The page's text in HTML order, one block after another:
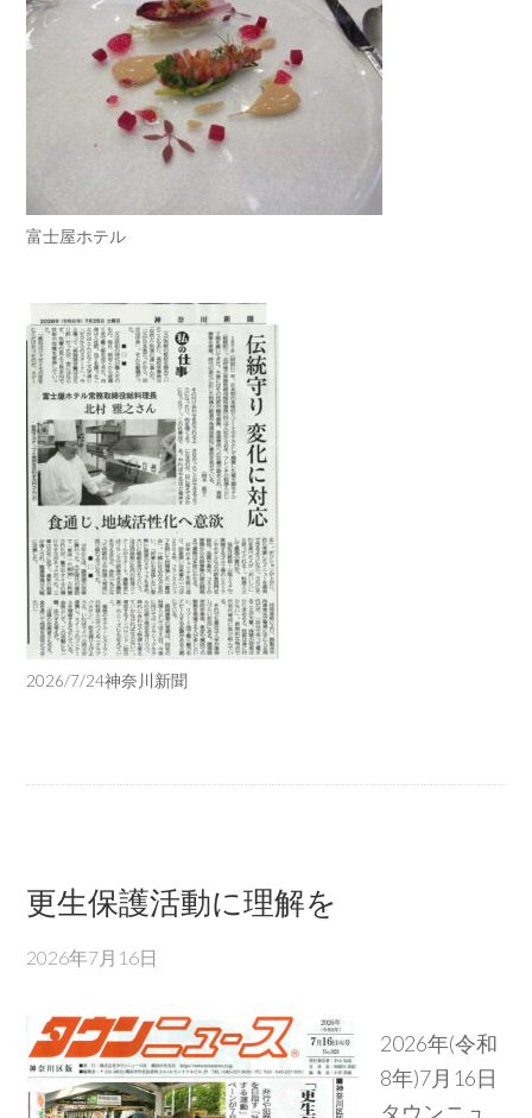
富士屋ホテル
2026/7/24神奈川新聞
更生保護活動に理解を
2026年7月16日
2026年(令和
8年)7月16日
タウンニュ